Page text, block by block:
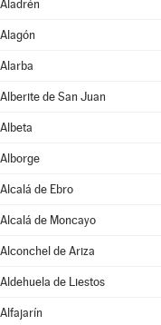
Aladrén
Alagón
Alarba
Alberite de San Juan
Albeta
Alborge
Alcalá de Ebro
Alcalá de Moncayo
Alconchel de Ariza
Aldehuela de Liestos
Alfajarín